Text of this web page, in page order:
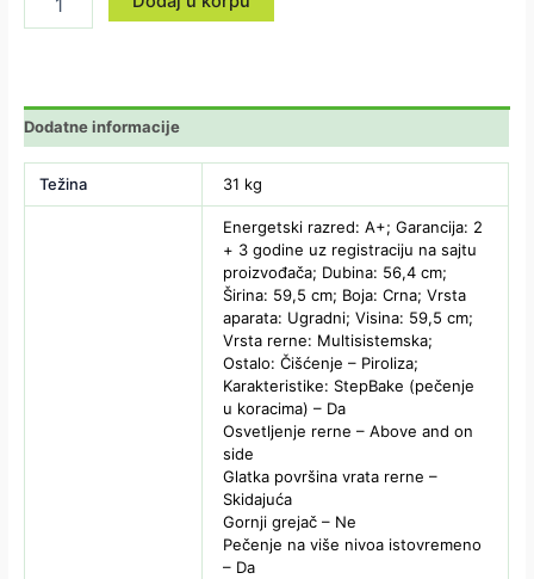
Dodatne informacije
Težina 31 kg
Energetski razred: A+; Garancija: 2
+ 3 godine uz registraciju na sajtu
proizvođača; Dubina: 56,4 cm;
Širina: 59,5 cm; Boja: Crna; Vrsta
aparata: Ugradni; Visina: 59,5 cm;
Vrsta rerne: Multisistemska;
Ostalo: Čišćenje – Piroliza;
Karakteristike: StepBake (pečenje
u koracima) – Da
Osvetljenje rerne – Above and on
side
Glatka površina vrata rerne –
Skidajuća
Gornji grejač – Ne
Pečenje na više nivoa istovremeno
– Da